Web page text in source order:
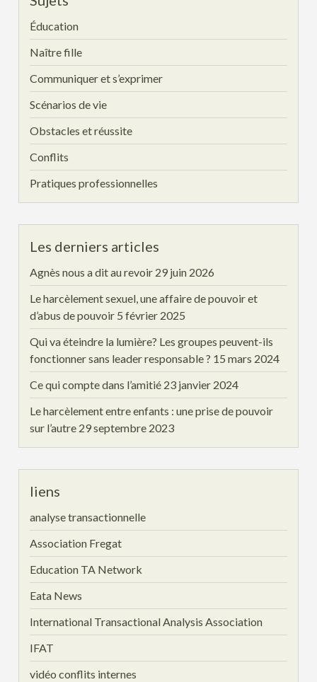
Éducation
Naître fille
Communiquer et s’exprimer
Scénarios de vie
Obstacles et réussite
Conflits
Pratiques professionnelles
Les derniers articles
Agnès nous a dit au revoir 29 juin 2026
Le harcèlement sexuel, une affaire de pouvoir et
d’abus de pouvoir 5 février 2025
Qui va éteindre la lumière? Les groupes peuvent-ils
fonctionner sans leader responsable ? 15 mars 2024
Ce qui compte dans l’amitié 23 janvier 2024
Le harcèlement entre enfants : une prise de pouvoir
sur l’autre 29 septembre 2023
liens
analyse transactionnelle
Association Fregat
Education TA Network
Eata News
International Transactional Analysis Association
IFAT
vidéo conflits internes